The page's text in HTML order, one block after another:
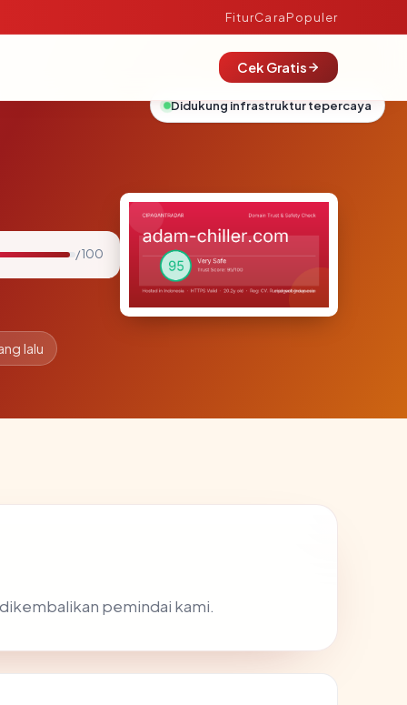
FiturCaraPopuler
Cek Gratis
/ 100
lalu
pemindai kami.
Didukung infrastruktur tepercaya